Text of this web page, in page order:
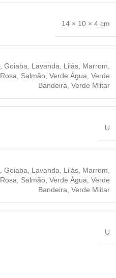
14 × 10 × 4 cm
Goiaba Lavanda Lilás Marrom
‎Rosa Salmão Verde Água Verde
Bandeira Verde Mlitar
U
Goiaba Lavanda Lilás Marrom
Rosa Salmão Verde Àgua Verde
Bandeira Verde Mlitar
U